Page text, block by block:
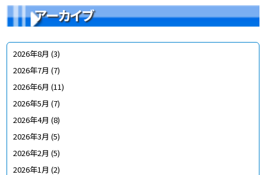
アーカイブ
2026年8月 (3)
2026年7月 (7)
2026年6月 (11)
2026年5月 (7)
2026年4月 (8)
2026年3月 (5)
2026年2月 (5)
2026年1月 (2)